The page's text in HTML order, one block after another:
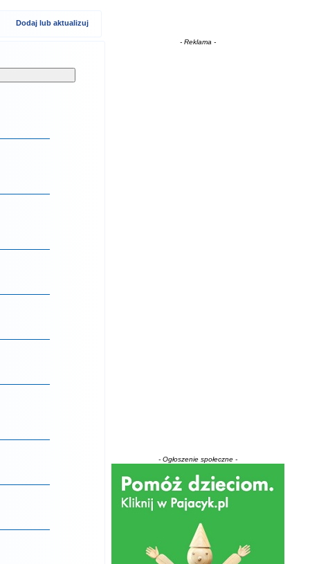
Dodaj lub aktualizuj
- Reklama -
- Ogłoszenie społeczne -